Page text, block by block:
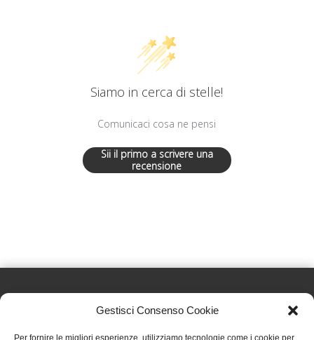
Gestisci Consenso Cookie
Per fornire le migliori esperienze, utilizziamo tecnologie come i cookie per
Siamo in cerca di stelle!
Comunicaci cosa ne pensi
Sii il primo a scrivere una
recensione
Effatà Editrice di Pellegrino Paolo SAS